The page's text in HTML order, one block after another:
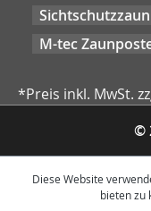
Sichtschutzzaun
M-tec
*Preis inkl. MwSt.
©
Diese Website
bieten zu